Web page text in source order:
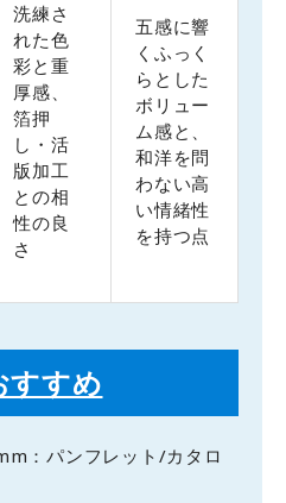
洗練さ
れた色
彩と重
厚感、
箔押
し・活
版加工
との相
性の良
さ
五感に響
くふっく
らとした
ボリュー
ム感と、
和洋を問
わない高
い情緒性
を持つ点
すすめ
：パンフレット/カタロ